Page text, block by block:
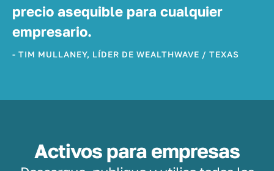
precio asequible para cualquier
empresario.
- TIM MULLANEY, LÍDER DE WEALTHWAVE / TEXAS
Activos para empresas